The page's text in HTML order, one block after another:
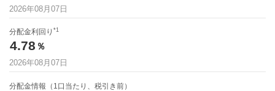
2026年08月07日
分配金利回り *1
4.78 ％
2026年08月07日
分配金情報（1口当たり、税引き前）